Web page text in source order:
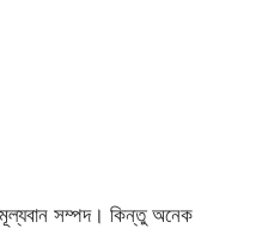
সম্পদ। কিন্তু অনেক